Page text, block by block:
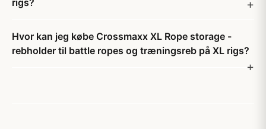
rigs?
Hvor kan jeg købe Crossmaxx XL Rope storage -
rebholder til battle ropes og træningsreb på XL rigs?